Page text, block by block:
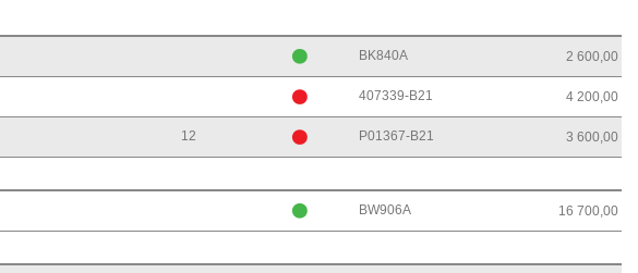
BK840A 2 600,00
407339-B21 4 200,00
12 P01367-B21 3 600,00
BW906A 16 700,00